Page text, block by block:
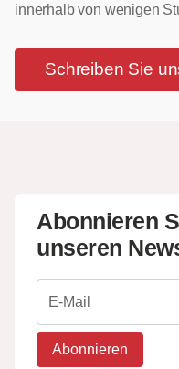
innerhalb von wenigen
Schreiben Sie
Abonnieren
unseren
Abonnieren